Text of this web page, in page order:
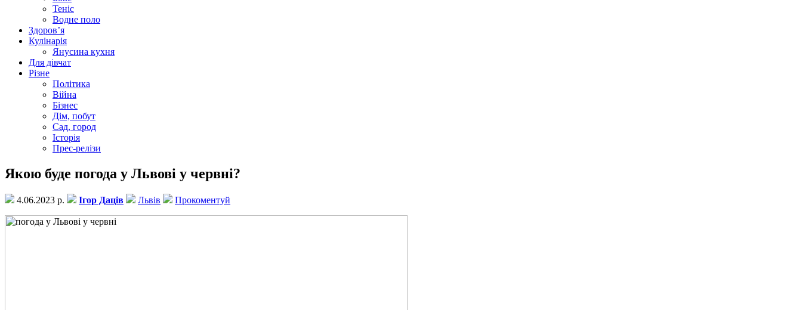
Теніс
Водне поло
Здоров’я
Кулінарія
Янусина кухня
Для дівчат
Різне
Політика
Війна
Бізнес
Дім, побут
Сад, город
Історія
Прес-релізи
Якою буде погода у Львові у червні?
4.06.2023 р. Ігор Даців Львів Прокоментуй